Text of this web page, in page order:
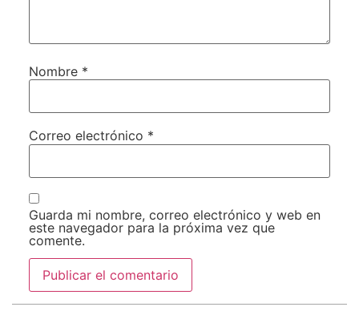
Nombre *
Correo electrónico *
Guarda mi nombre, correo electrónico y web en
este navegador para la próxima vez que
comente.